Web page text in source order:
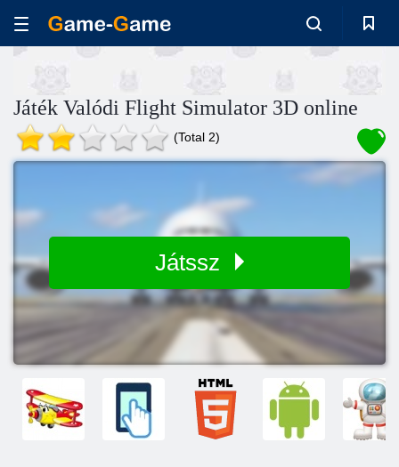
Játék Valódi Flight Simulator 3D online
(Total 2)
Játssz